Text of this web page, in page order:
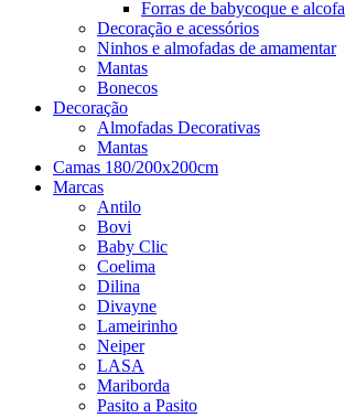
Forras de babycoque e alcofa
Decoração e acessórios
Ninhos e almofadas de amamentar
Mantas
Bonecos
Decoração
Almofadas Decorativas
Mantas
Camas 180/200x200cm
Marcas
Antilo
Bovi
Baby Clic
Coelima
Dilina
Divayne
Lameirinho
Neiper
LASA
Mariborda
Pasito a Pasito